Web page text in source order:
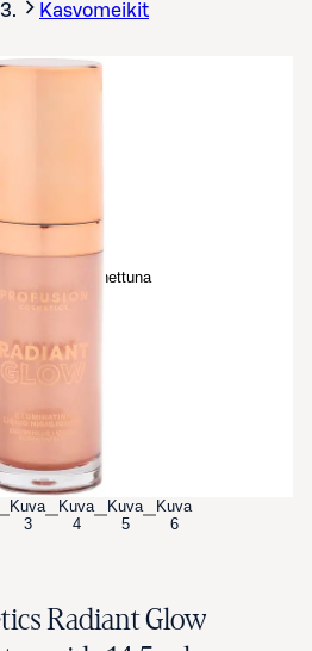
Kasvomeikit
suurennettuna
Kuva
3
Kuva
4
Kuva
5
Kuva
6
Radiant Glow